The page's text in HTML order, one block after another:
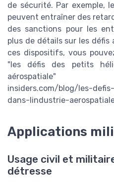
de sécurité. Par exemple,
peuvent entraîner des
des sanctions pour les
plus de détails sur les défis
ces dispositifs, vous
"les défis des petits
aérospatiale"
insiders.com/blog/les-
dans-lindustrie-
Applications
Usage civil et
détresse